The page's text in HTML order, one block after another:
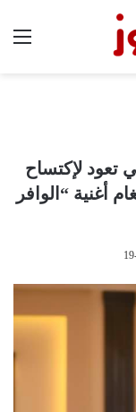
تعود لإكتساح
أغنية “الوافر